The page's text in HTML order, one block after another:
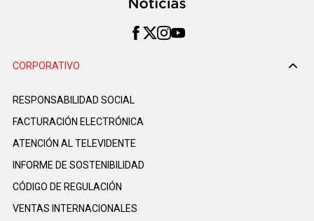
CORPORATIVO
RESPONSABILIDAD SOCIAL
FACTURACIÓN ELECTRÓNICA
ATENCIÓN AL TELEVIDENTE
INFORME DE SOSTENIBILIDAD
CÓDIGO DE REGULACIÓN
VENTAS INTERNACIONALES